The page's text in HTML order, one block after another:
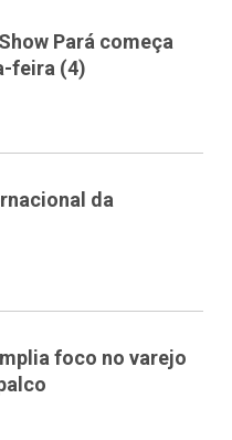
Pará começa
feira (4)
da
foco no varejo